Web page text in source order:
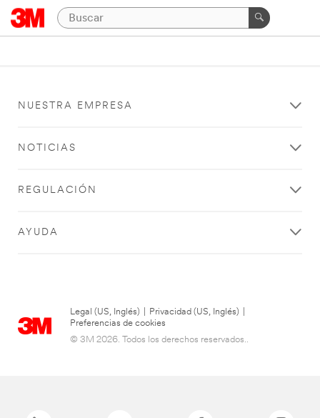
NUESTRA EMPRESA
NOTICIAS
REGULACIÓN
AYUDA
Legal (US, Inglés) Privacidad (US, Inglés)
Preferencias de cookies
© 3M 2026. Todos los derechos reservados..